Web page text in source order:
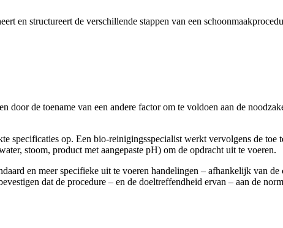
en structureert de verschillende stappen van een
door de toename van een andere factor om te voldoen aan de
specificaties op. Een bio-reinigingsspecialist werkt vervolgens de toe
stoom, product met aangepaste pH) om de opdracht uit te voeren.
en meer specifieke uit te voeren handelingen – afhankelijk van
dat de procedure – en de doeltreffendheid ervan – aan de